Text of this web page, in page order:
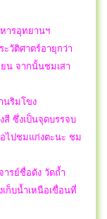
ารอุทยานฯ
วัติศาตร์อายุกว่า
ยน จากนั้นชมเสา
นริมโขง
ซึ่งเป็นจุดบรรจบ
ไปชมแก่งตะนะ ชม
รย์ชื่อดัง วัดถ้ำ
ก็บน้ำเหนือเขื่อนที่